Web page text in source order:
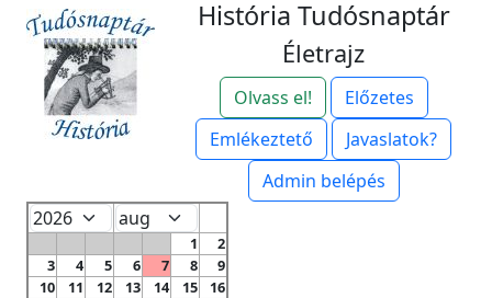
História Tudósnaptár
Életrajz
Olvass el!
Előzetes
Emlékeztető
Javaslatok?
Admin belépés
1
2
3
4 5 6 7 8
9
10
11 12 13 14 15
16